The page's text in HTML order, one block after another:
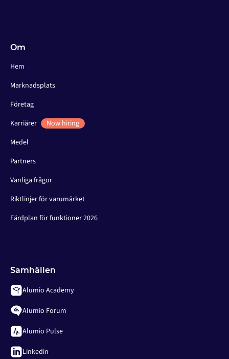
Om
Hem
Marknadsplats
Företag
Karriärer
Now hiring
Medel
Partners
Vanliga frågor
Riktlinjer för varumärket
Färdplan för funktioner 2026
Samhällen
Alumio Academy
Alumio Forum
Alumio Pulse
Linkedin